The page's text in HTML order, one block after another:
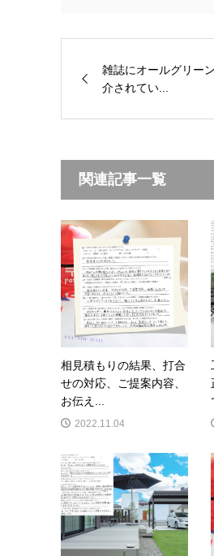
雑誌にオールグリー
介されてい...
関連記事一覧
相見積もりの結果、打合
せの対応、ご提案内容、
お伝え...
2022.11.04